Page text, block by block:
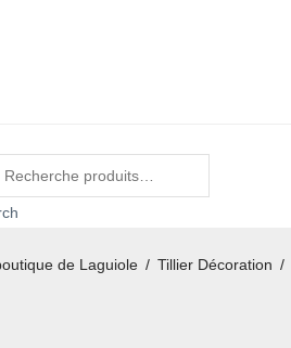
de Laguiole / Tillier Décoration /